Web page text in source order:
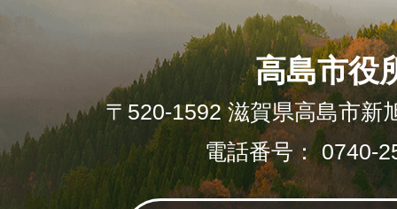
高島市役
〒520-1592 滋賀県高島市新
電話番号： 0740-